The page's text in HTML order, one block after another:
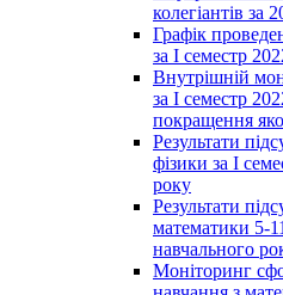
колегіантів за
Графік
за І семестр
Внутрішній
за І семестр
покращення
Результати
фізики за І
року
Результати
математики 5-
навчального
Моніторинг